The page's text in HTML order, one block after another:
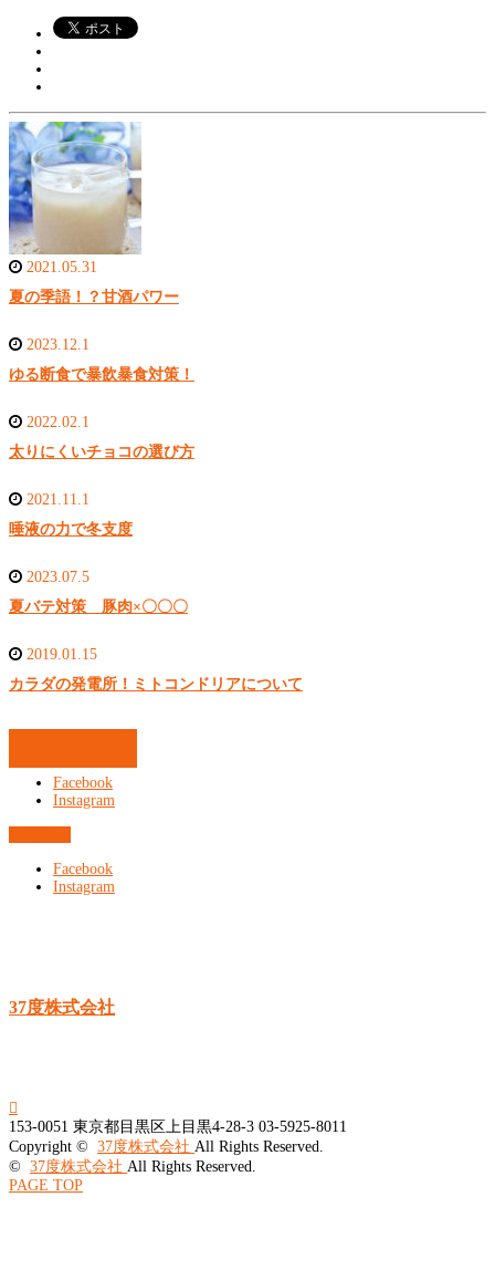
2021.05.31
夏の季語！？甘酒パワー
2023.12.1
ゆる断食で暴飲暴食対策！
2022.02.1
太りにくいチョコの選び方
2021.11.1
唾液の力で冬支度
2023.07.5
夏バテ対策 豚肉×〇〇〇
2019.01.15
カラダの発電所！ミトコンドリアについて
Facebook
Instagram
Facebook
Instagram
37度株式会社

153-0051 東京都目黒区上目黒4-28-3 03-5925-8011
Copyright © 37度株式会社 All Rights Reserved.
© 37度株式会社 All Rights Reserved.
PAGE TOP